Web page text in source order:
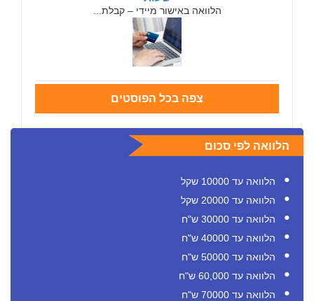
הלוואה באישור מיידי – קבלת...
צפה בכל הפוסטים
הלוואה לפי סכום
הלוואה עד 10000 שקל
הלוואה עד 20000 שקל
הלוואה עד 30000 ש"ח
הלוואה עד 40000 ש"ח
הלוואה עד 50000 ש"ח
הלוואה עד 60,000 ש"ח
הלוואה עד 70000 ש"ח